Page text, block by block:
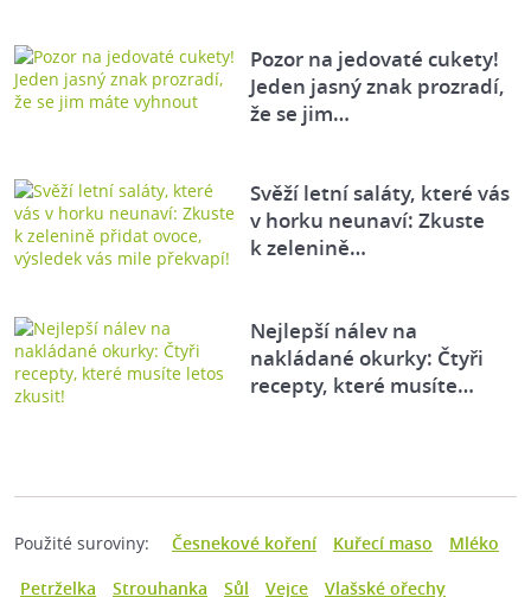
Pozor na jedovaté cukety!
Jeden jasný znak prozradí,
že se jim…
Svěží letní saláty, které vás
v horku neunaví: Zkuste
k zelenině…
Nejlepší nálev na
nakládané okurky: Čtyři
recepty, které musíte…
Použité suroviny: Česnekové koření Kuřecí maso
Mléko
Petrželka
Strouhanka Sůl Vejce Vlašské ořechy